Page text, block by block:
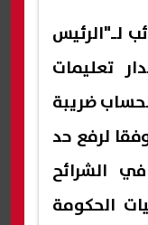
لـ"الرئيس
تعليمات
لحساب ضريبة
لرفع حد
في الشرائح
الحكومة